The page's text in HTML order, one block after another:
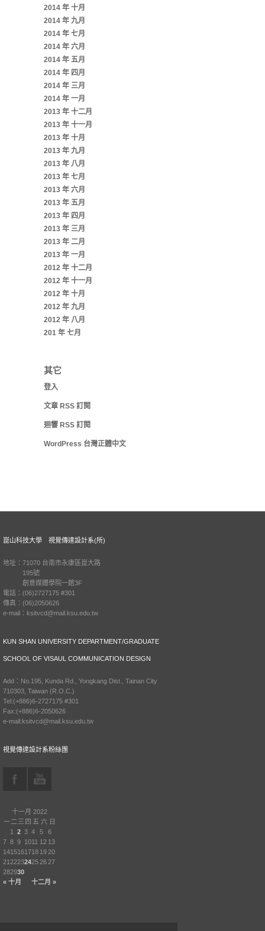
2014 年 十月
2014 年 九月
2014 年 七月
2014 年 六月
2014 年 五月
2014 年 四月
2014 年 三月
2014 年 一月
2013 年 十二月
2013 年 十一月
2013 年 十月
2013 年 九月
2013 年 八月
2013 年 七月
2013 年 六月
2013 年 五月
2013 年 四月
2013 年 三月
2013 年 二月
2013 年 一月
2012 年 十二月
2012 年 十一月
2012 年 十月
2012 年 九月
2012 年 八月
201 年 七月
其它
登入
文章 RSS 訂閱
迴響 RSS 訂閱
WordPress 台灣正體中文
崑山科技大學 視覺傳達設計系(所)
地址：71070 台南市永康區崑大路
195號
創意媒體學院一館3F
電話：(06)2727175 #301
傳真：(06)2050626
e-mail：ksitvcd@mail.ksu.edu.tw
KUN SHAN UNIVERSITY DEPARTMENT/GRADUATE
SCHOOL OF VISAUL COMMUNICATION DESIGN
Add：No.195, Kunda Rd., Yongkang Dist., Tainan City
710303, Taiwan (R.O.C.)
Tel:(+886)6-2727175 #301
Fax:(+886)6-2050626
e-mail:ksitvcd@mail.ksu.edu.tw
視覺傳達設計系粉絲團
十一月 2022
一 二 三 四 五 六 日
« 十月 十二月 »
1 2 3 4 5
6
7 8 9 1011 12 13
1415161718 19 20
21 22232425 26 27
282930